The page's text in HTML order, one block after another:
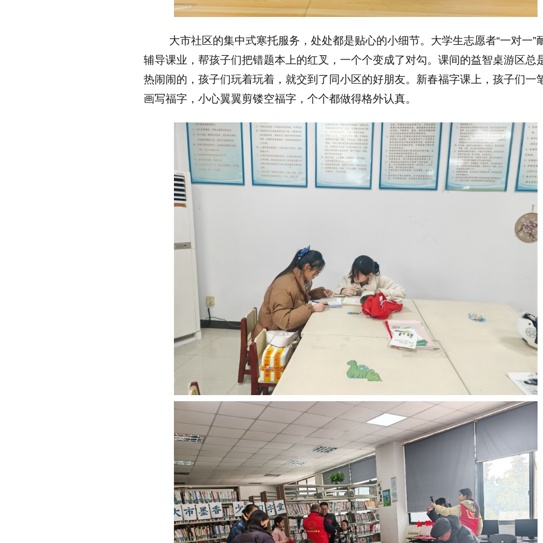
大市社区的集中式寒托服务，处处都是贴心的小细节。大学生志愿者“一对一”
辅导课业，帮孩子们把错题本上的红叉，一个个变成了对勾。课间的益智桌游区总
热闹闹的，孩子们玩着玩着，就交到了同小区的好朋友。新春福字课上，孩子们一
画写福字，小心翼翼剪镂空福字，个个都做得格外认真。